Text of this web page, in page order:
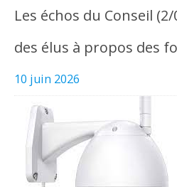
Les échos du Conseil
des élus à propos des
10 juin 2026